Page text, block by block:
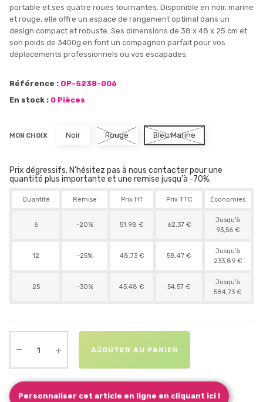
portable et ses quatre roues tournantes. Disponible en noir, marine
et rouge, elle offre un espace de rangement optimal dans un
design compact et robuste. Ses dimensions de 38 x 48 x 25 cm et
son poids de 3400g en font un compagnon parfait pour vos
déplacements professionnels ou vos escapades.
Référence : OP-5238-006
En stock : 0 Pièces
MON CHOIX Noir Rouge Bleu Marine
Prix dégressifs. N'hésitez pas à nous contacter pour une
quantité plus importante et une remise jusqu'à -70%.
Quantité Remise Prix HT Prix TTC Économies
6 -20% 51.98 € 62,37 €
Jusqu'à
93,56 €
12 -25% 48.73 € 58,47 €
Jusqu'à
233,89 €
25 -30% 45.48 € 54,57 €
Jusqu'à
584,73 €
AJOUTER AU PANIER
Personnaliser cet article en ligne en cliquant ici !